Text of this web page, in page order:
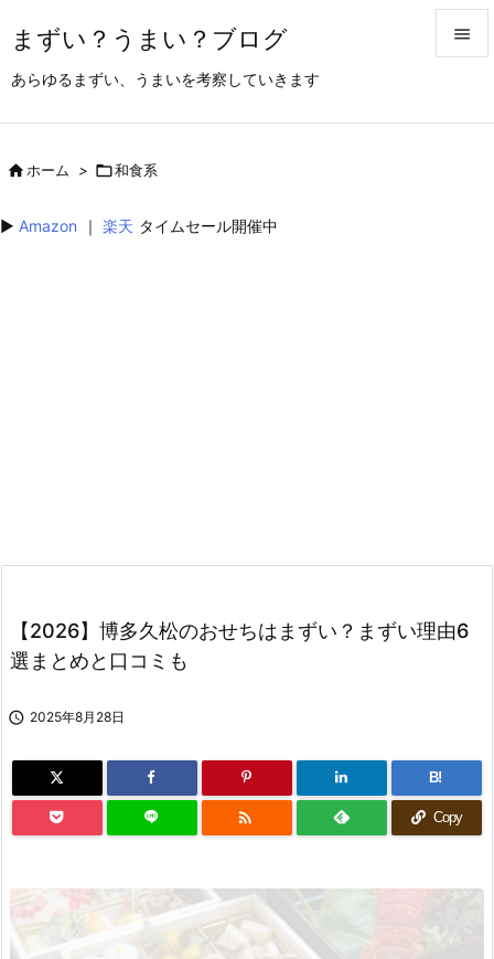
まずい？うまい？ブログ
あらゆるまずい、うまいを考察していきます

ホーム > 和食系
▶︎ Amazon ｜ 楽天 タイムセール開催中
【2026】博多久松のおせちはまずい？まずい理由6
選まとめと口コミも
 2025年8月28日
B!
 Copy